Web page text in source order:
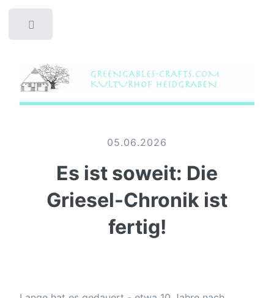
05.06.2026
Es ist soweit: Die
Griesel-Chronik ist
fertig!